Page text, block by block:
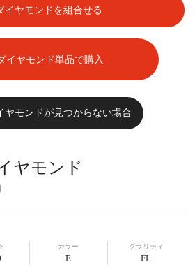
イヤモンドを組合せる
イヤモンド単品で購入
ヤモンドが見つからない場合
ヤモンド
カラー
E
クラリティ
FL